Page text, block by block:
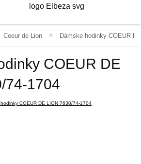
Coeur de Lion Dámske hodinky COEUR
COEUR DE
74-1704